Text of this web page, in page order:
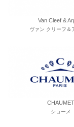
Van Cleef &
ヴァン クリーフ＆
CHAUMET
ショーメ